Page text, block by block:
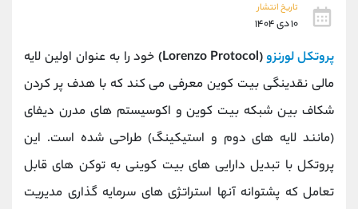
تاریخ انتشار
۱۰ دی ۱۴۰۴
پروتکل لورنزو(Lorenzo Protocol)
خود را به عنوان اولین لایه
مالی نقدینگی بیت‌ کوین معرفی می‌ کند که با هدف پر کردن
شکاف بین شبکه بیت ‌کوین و اکوسیستم ‌های مدرن دیفای
(مانند لایه ‌های دوم و استیکینگ) طراحی شده است. این
پروتکل با تبدیل دارایی‌ های بیت ‌کوینی به توکن‌ های قابل
تعامل که پشتوانه آنها استراتژی‌ های سرمایه ‌گذاری مدیریت
اطلاعات تماس
تلفن 021-22021030
021-22021040
بدون پیش شماره 90001030
اینستاگرام @alireza.mehrabii
کانال تلگرام @alirezamehrabi_com
@alirezamehrabi_official